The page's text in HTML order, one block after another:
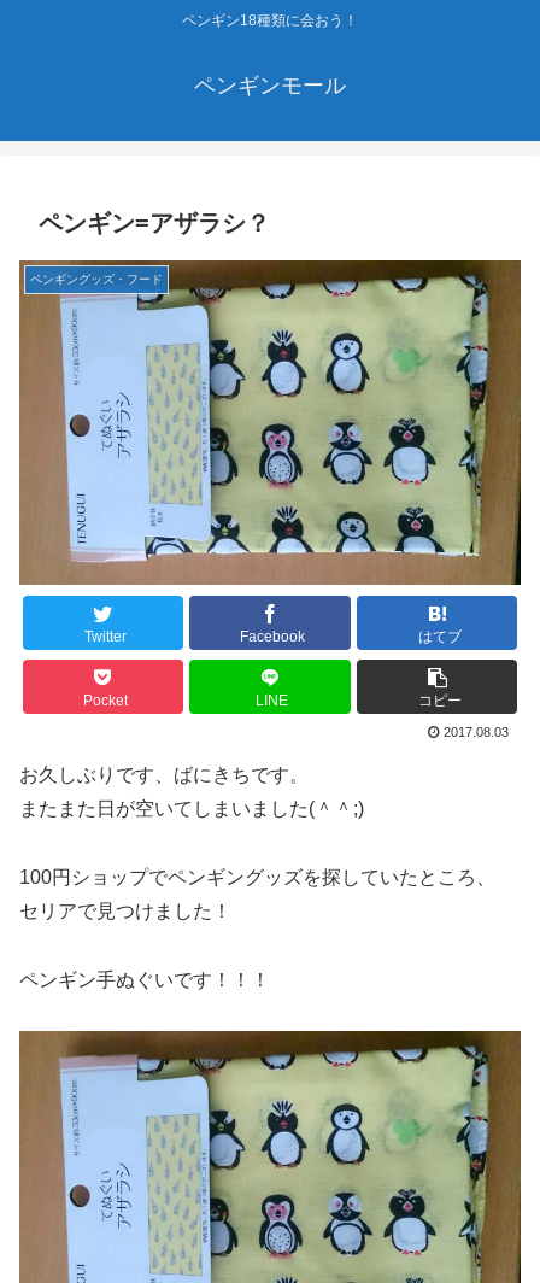
ペンギン18種類に会おう！
ペンギンモール
ペンギン=アザラシ？
ペンギングッズ・フード
Twitter Facebook はてブ
Pocket LINE コピー
2017.08.03
お久しぶりです、ばにきちです。
またまた日が空いてしまいました(＾＾;)
100円ショップでペンギングッズを探していたところ、
セリアで見つけました！
ペンギン手ぬぐいです！！！